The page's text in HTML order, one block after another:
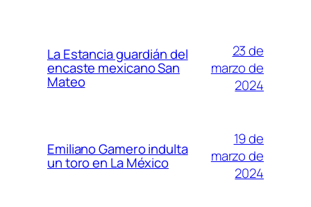
La Estancia guardián del
encaste mexicano San
Mateo
23 de
marzo de
2024
Emiliano Gamero indulta
un toro en La México
19 de
marzo de
2024